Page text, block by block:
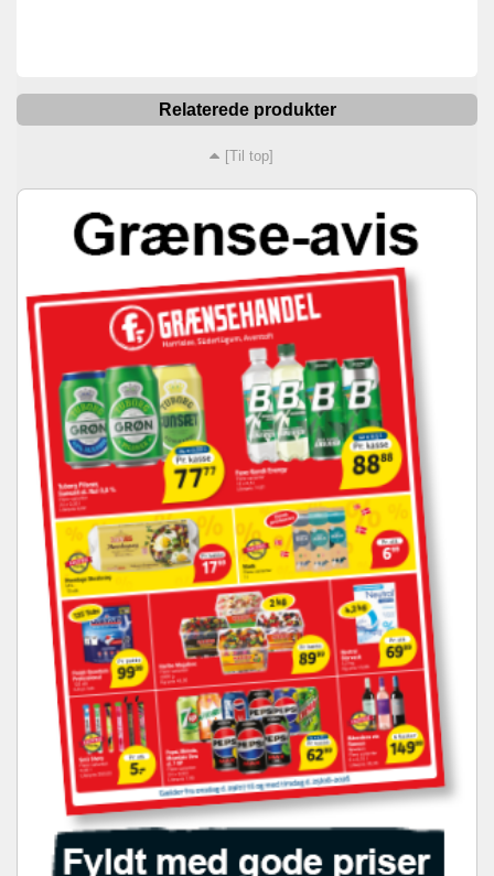
Relaterede produkter
[Til top]